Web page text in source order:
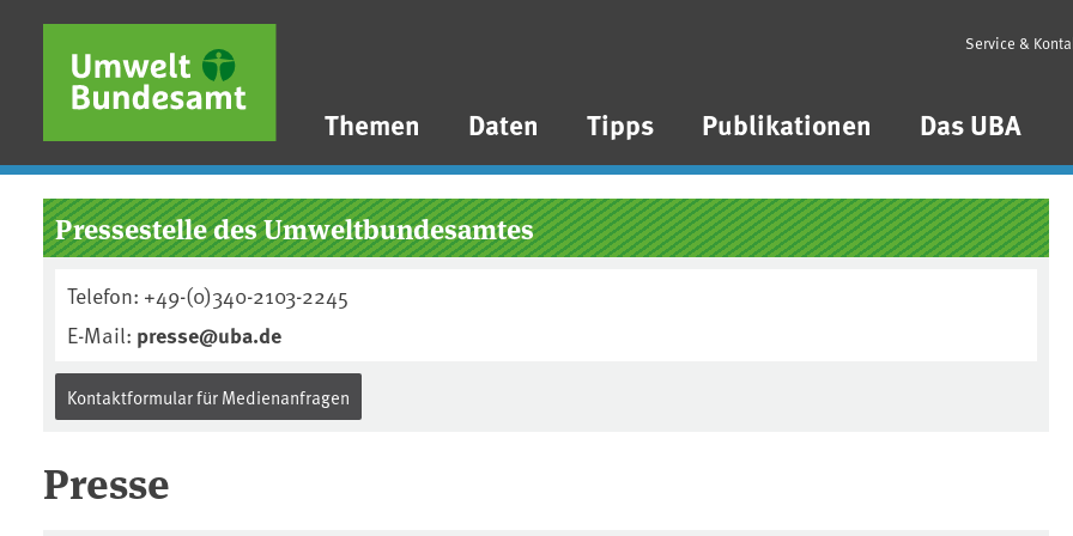
Direkt zum Inhalt
Direkt zum Hauptmenü
Direkt zur Fußzeile
Themen Daten Tipps Publikationen Das UBA
Service &
Pressestelle des Umweltbundesamtes
Telefon: +49-(0)340-2103-2245
E-Mail: presse@uba.de
Kontaktformular für Medienanfragen
Presse